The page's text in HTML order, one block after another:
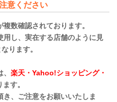
意ください
数確認されております。
し、実在する店舗のように見
なります。
楽天・Yahoo!ショッピング・
す。
、ご注意をお願いいたしま